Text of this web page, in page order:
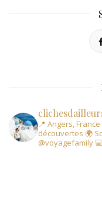
📍 Angers,
découvertes 🌍
@voyagefamily